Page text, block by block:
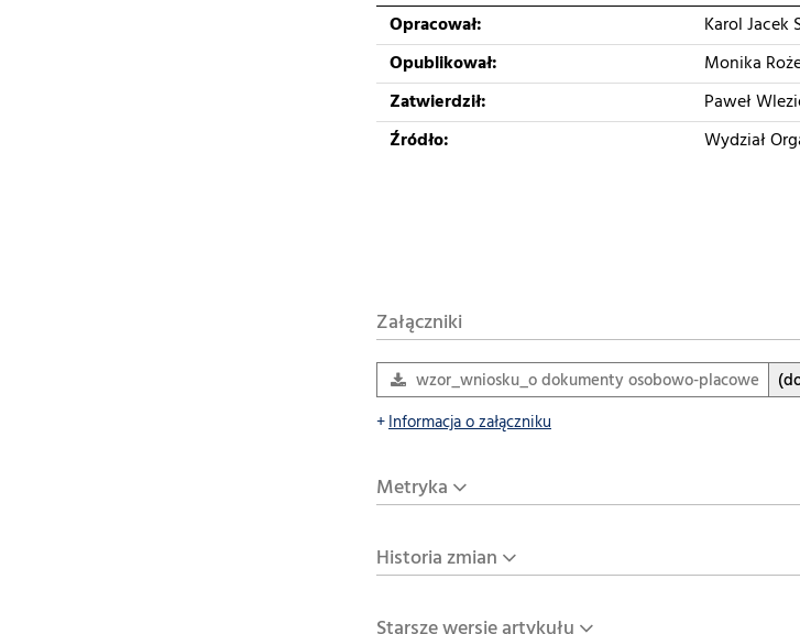
Opracował:
Karol Jacek
Opublikował:
Monika
Zatwierdził:
Paweł
Źródło:
Wydział
Załączniki
wzor_wniosku_o dokumenty osobowo-placowe
Informacja o załączniku
Metryka
Historia zmian